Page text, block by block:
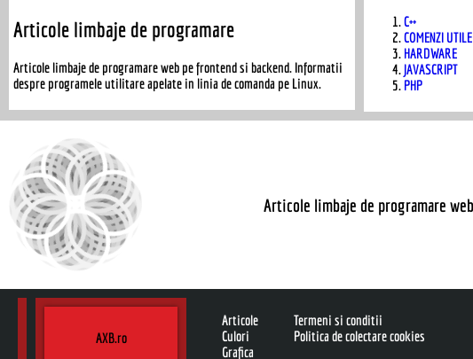
Articole limbaje de programare
Articole limbaje de programare web pe frontend si backend. Informatii
despre programele utilitare apelate in linia de comanda pe Linux.
C++
COMENZI
HARDWARE
JAVASCRIPT
PHP
Articole limbaje de programare
AXB.ro
Articole
Culori
Grafica
Termeni si conditii
Politica de colectare cookies